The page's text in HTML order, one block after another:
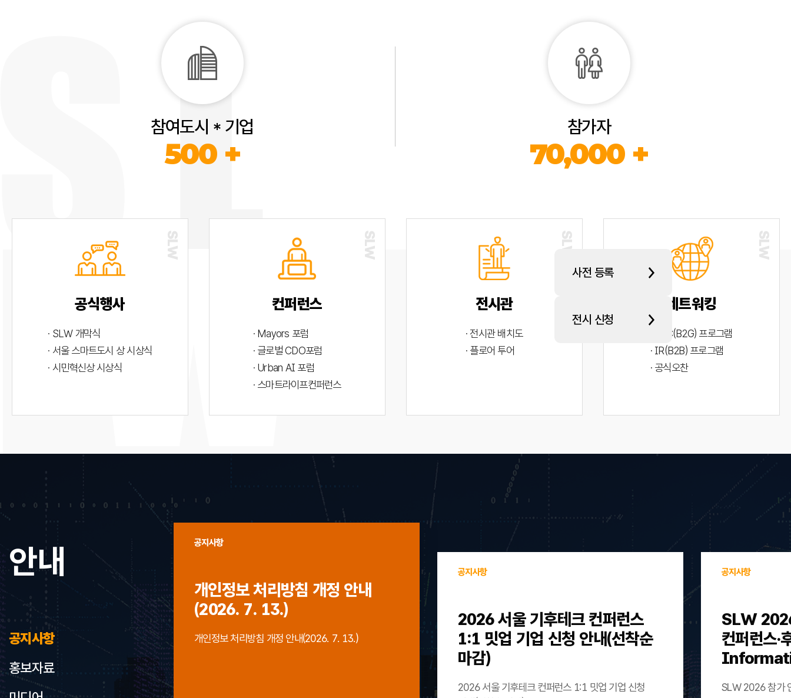
사전 등록
전시 신청
참여도시 * 기업
500 +
참가자
70,000 +
공식행사
· SLW 개막식
· 서울 스마트도시 상 시상식
· 시민혁신상 시상식
컨퍼런스
· Mayors 포럼
· 글로벌 CDO포럼
· Urban AI 포럼
· 스마트라이프컨퍼런스
전시관
· 전시관 배치도
· 플로어 투어
네트워킹
· PYC(B2G) 프로그램
· IR(B2B) 프로그램
· 공식오찬
안내
공지사항
공지사항
개인정보 처리방침 개정 안내
(2026. 7. 13.)
개인정보 처리방침 개정 안내(2026. 7. 13.)
공지사항
2026 서울 기후테크 컨퍼런스
1:1 밋업 기업 신청 안내(선착순
마감)
2026 서울 기후테크 컨퍼런스 1:1 밋업 기업 신청
공지사항
SLW
컨퍼런스
SLW 2026 참가
홍보자료